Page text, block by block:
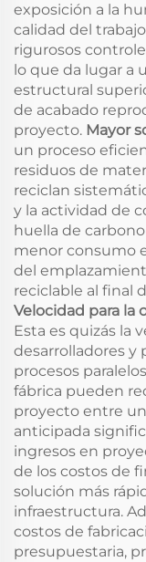
exposición a la
calidad del
rigurosos
lo que da lugar a
estructural
de acabado
proyecto. Mayor
un proceso
residuos de
reciclan
y la actividad de
huella de
menor consumo
del
reciclable al final
Velocidad para la
Esta es quizás la
desarrolladores y
procesos
fábrica pueden
proyecto entre un
anticipada
ingresos en
de los costos de
solución más
infraestructura.
costos de
presupuestaria,